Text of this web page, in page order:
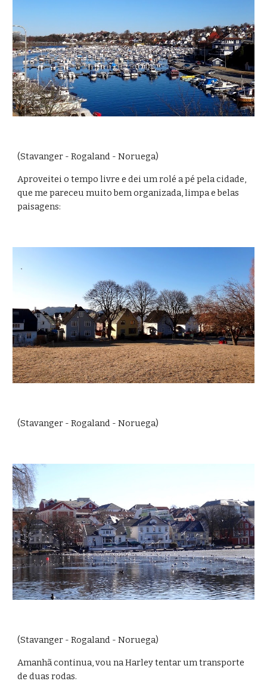
(Stavanger - Rogaland - Noruega)
Aproveitei o tempo livre e dei um rolé a pé pela cidade,
que me pareceu muito bem organizada, limpa e belas
paisagens:
(Stavanger - Rogaland - Noruega)
(Stavanger - Rogaland - Noruega)
Amanhã continua, vou na Harley tentar um transporte
de duas rodas.